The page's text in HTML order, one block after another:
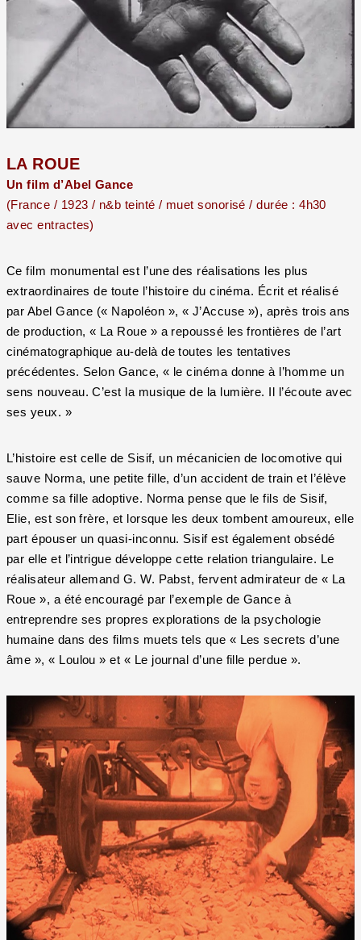
LA ROUE
Un film d’Abel Gance
(France / 1923 / n&b teinté / muet sonorisé / durée : 4h30
avec entractes)
Ce film monumental est l’une des réalisations les plus
extraordinaires de toute l’histoire du cinéma. Écrit et réalisé
par Abel Gance (« Napoléon », « J’Accuse »), après trois ans
de production, « La Roue » a repoussé les frontières de l’art
cinématographique au-delà de toutes les tentatives
précédentes. Selon Gance, « le cinéma donne à l’homme un
sens nouveau. C’est la musique de la lumière. Il l’écoute avec
ses yeux. »
L’histoire est celle de Sisif, un mécanicien de locomotive qui
sauve Norma, une petite fille, d’un accident de train et l’élève
comme sa fille adoptive. Norma pense que le fils de Sisif,
Elie, est son frère, et lorsque les deux tombent amoureux, elle
part épouser un quasi-inconnu. Sisif est également obsédé
par elle et l’intrigue développe cette relation triangulaire. Le
réalisateur allemand G. W. Pabst, fervent admirateur de « La
Roue », a été encouragé par l’exemple de Gance à
entreprendre ses propres explorations de la psychologie
humaine dans des films muets tels que « Les secrets d’une
âme », « Loulou » et « Le journal d’une fille perdue ».